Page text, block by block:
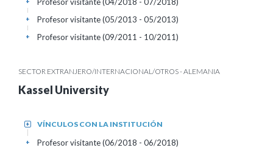
Profesor visitante (05/2013 - 05/2013)
+
Profesor visitante (09/2011 - 10/2011)
+
SECTOR EXTRANJERO/INTERNACIONAL/OTROS - ALEMANIA
Kassel University
VÍNCULOS CON LA INSTITUCIÓN
+
Profesor visitante (06/2018 - 06/2018)
+